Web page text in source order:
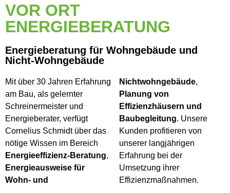
VOR ORT
ENERGIEBERATUNG
Energieberatung für Wohngebäude und
Nicht-Wohngebäude
Mit über 30 Jahren Erfahrung
am Bau, als gelernter
Schreinermeister und
Energieberater, verfügt
Cornelius Schmidt über das
nötige Wissen im Bereich
Energieeffizienz-Beratung,
Energieausweise für
Wohn- und
Nichtwohngebäude,
Planung von
Effizienzhäusern und
Baubegleitung. Unsere
Kunden profitieren von
unserer langjährigen
Erfahrung bei der
Umsetzung ihrer
Effizienzmaßnahmen.